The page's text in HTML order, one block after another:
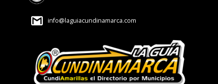
info@laguiacundinamarca.com